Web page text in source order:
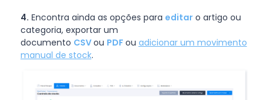
4. Encontra ainda as opções para editaro artigo ou
categoria, exportar um
documento CSVou PDF ou adicionar um movimento
manual de stock.